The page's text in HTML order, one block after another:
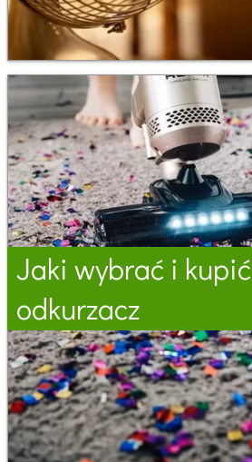
Jaki wybrać i kupić
odkurzacz